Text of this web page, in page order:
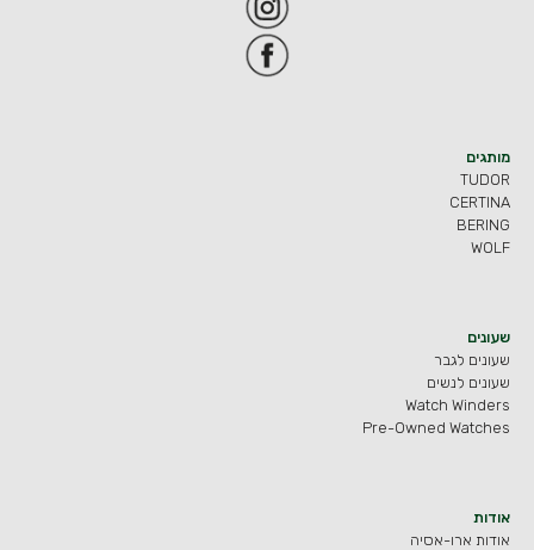
מותגים
TUDOR
CERTINA
BERING
WOLF
שעונים
שעונים לגבר
שעונים לנשים
Watch Winders
Pre-Owned Watches
אודות
אודות ארו-אסיה